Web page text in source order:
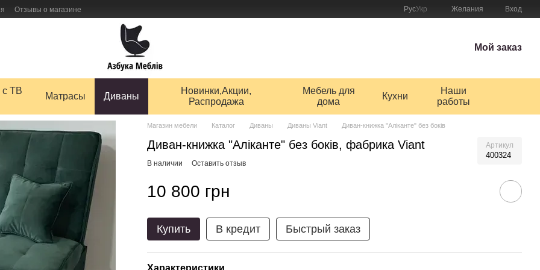
Отзывы о магазине
РусУкр Желания Вход
Мой заказ
ТВ
Матрасы Диваны
Новинки,Акции,
Распродажа
Мебель для
дома
Кухни
Наши
работы
Магазин мебели Каталог Диваны Диваны Viant Диван-книжка "Аліканте" без боків
Диван-книжка "Аліканте" без боків, фабрика Viant Артикул
400324
В наличии Оставить отзыв
10 800 грн
Купить В кредит Быстрый заказ
Характеристики